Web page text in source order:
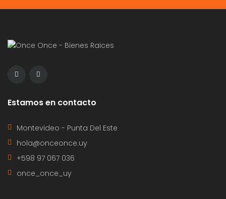
Estamos en contacto
Montevideo - Punta Del Este
hola@onceonce.uy
+598 97 067 036
once_once_uy